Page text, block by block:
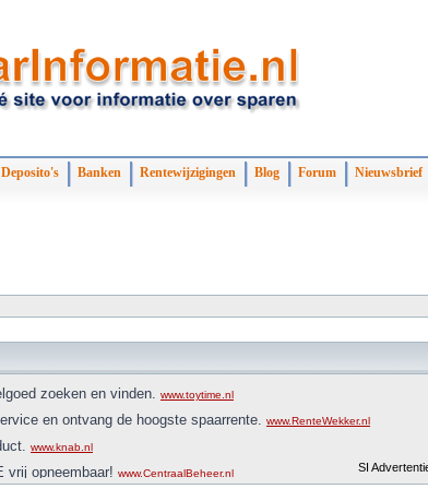
Deposito's Banken Rentewijzigingen Blog Forum Nieuwsbrief